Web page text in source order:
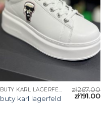
BUTY KARL LAGERFELD
buty karl lagerfeld
zł267.00
zł191.00